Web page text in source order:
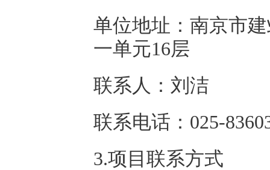
单位地址：南京市
一单元16层
联系人：刘洁
联系电话：025-
3.项目联系方式